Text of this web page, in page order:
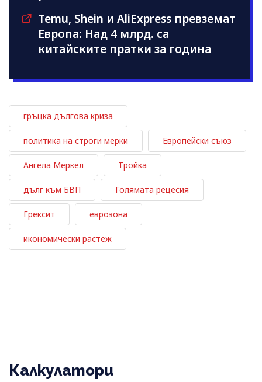
Temu, Shein и AliExpress превземат
Европа: Над 4 млрд. са
китайските пратки за година
гръцка дългова криза
политика на строги мерки Европейски съюз
Ангела Меркел Тройка
дълг към БВП Голямата рецесия
Грексит еврозона
икономически растеж
Калкулатори